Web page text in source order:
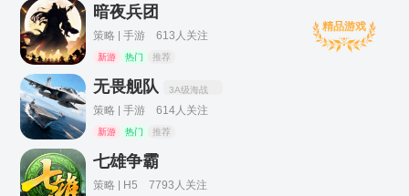
暗夜兵团
策略 | 手游 613人关注
新游 热门 推荐
精品游戏
无畏舰队 3A级海战
策略 | 手游 614人关注
新游 热门 推荐
七雄争霸
策略 | H5 7793人关注